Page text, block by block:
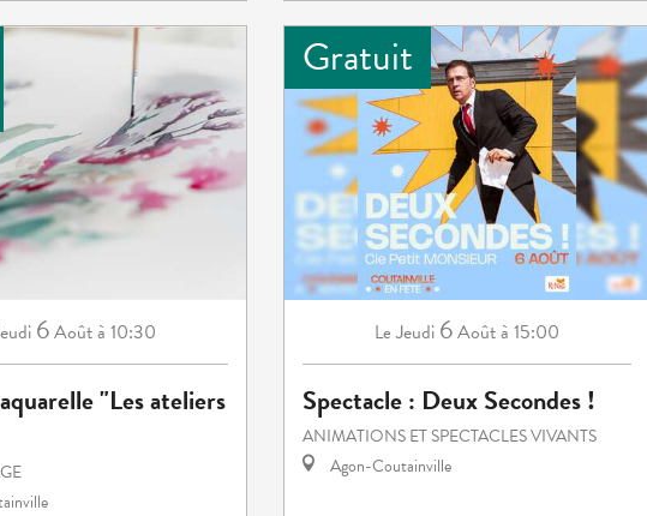
6Aoûtà 10:30
"Les ateliers
Gratuit
LeJeudi 6Aoûtà 15:00
Spectacle : Deux Secondes !
ANIMATIONS ET SPECTACLES VIVANTS
Agon-Coutainville